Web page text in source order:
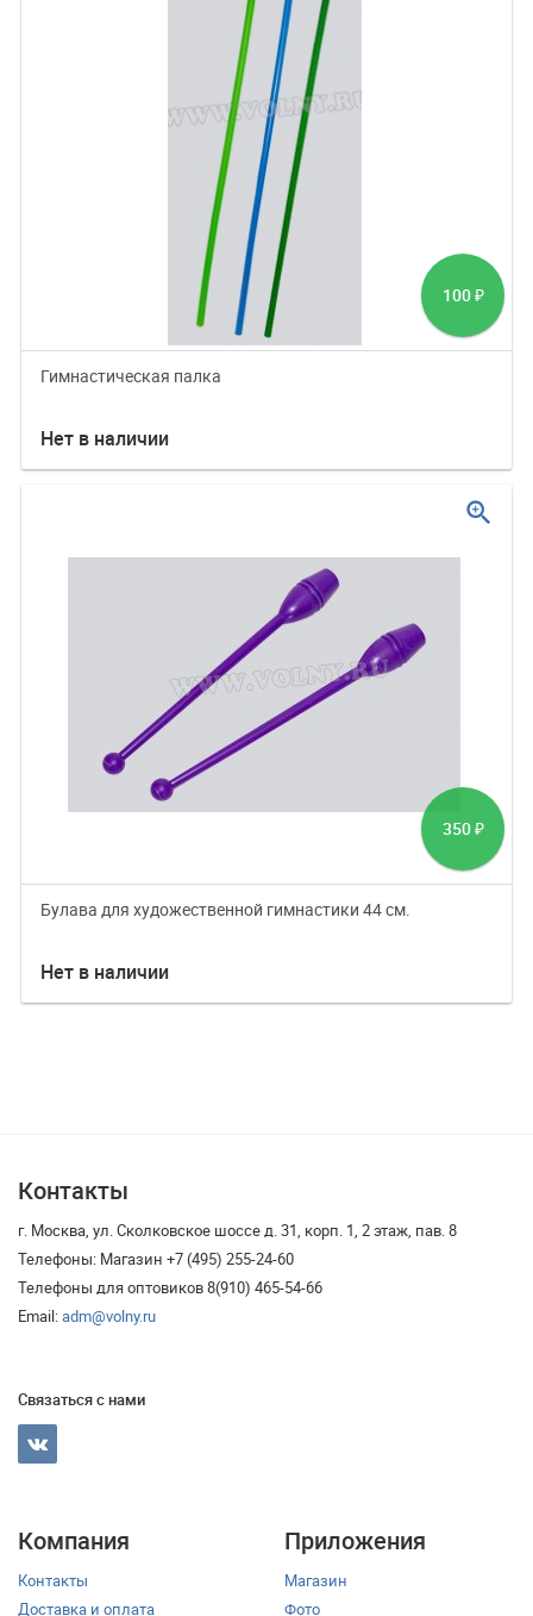
100 ₽
Гимнастическая палка
Нет в наличии
350 ₽
Булава для художественной гимнастики 44 см.
Нет в наличии
zoom_in
Контакты
г. Москва, ул. Сколковское шоссе д. 31, корп. 1, 2 этаж, пав. 8
Телефоны: Магазин +7 (495) 255-24-60
Телефоны для оптовиков 8(910) 465-54-66
Email:adm@volny.ru
Связаться с нами
Компания
Контакты
Доставка и оплата
Приложения
Магазин
Фото